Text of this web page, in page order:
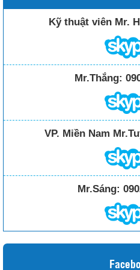
Kỹ thuật viên Mr.
Mr.Thắng:
VP. Miền Nam
Mr.Sáng: